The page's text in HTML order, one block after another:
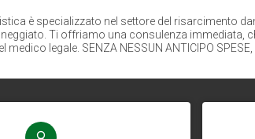
è specializzato nel settore del risarcimento
Ti offriamo una consulenza immediata,
legale. SENZA NESSUN ANTICIPO SPESE,